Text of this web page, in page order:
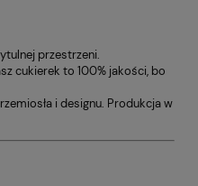
przestrzeni.
cukierek to 100% jakości, bo
i designu. Produkcja w